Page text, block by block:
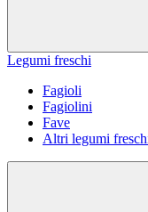
Legumi freschi
Fagioli
Fagiolini
Fave
Altri legumi